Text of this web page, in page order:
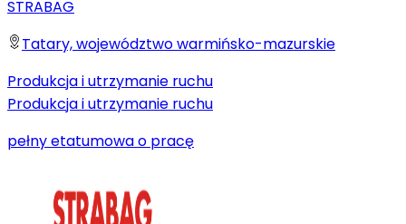
STRABAG
Tatary, województwo warmińsko-mazurskie
Produkcja i utrzymanie ruchu
Produkcja i utrzymanie ruchu
pełny etatumowa o pracę